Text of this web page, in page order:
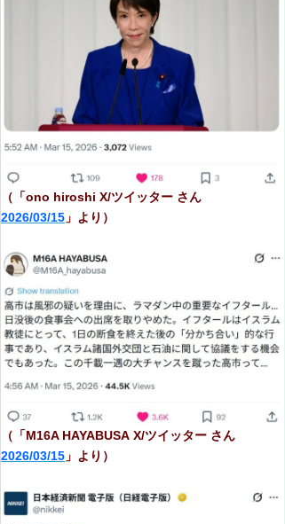
（「ono hiroshi X/ツイッター さん
2026/03/15 」より）
（「M16A HAYABUSA X/ツイッター さん
2026/03/15 」より）